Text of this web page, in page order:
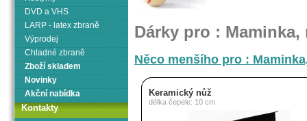
Dárky pro :
Něco menšího pro :
Keramický nůž
délka čepele: 10 cm
DVD a VHS
LARP - latex zbraně
Výprodej
Chladné zbraně
Zboží skladem
Novinky
Akční nabídka
Kontakty